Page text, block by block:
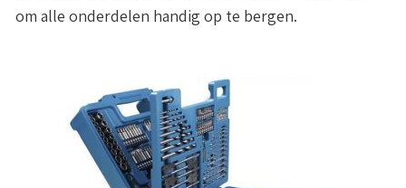
om alle onderdelen handig op te bergen.